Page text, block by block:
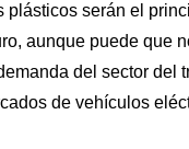
plásticos serán el
aunque puede que
del sector del
de vehículos